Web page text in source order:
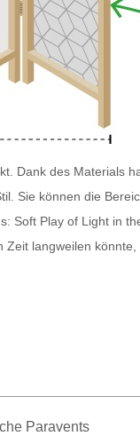
Dank des Materials
Sie können die
Soft Play of Light in
langweilen
Paravents